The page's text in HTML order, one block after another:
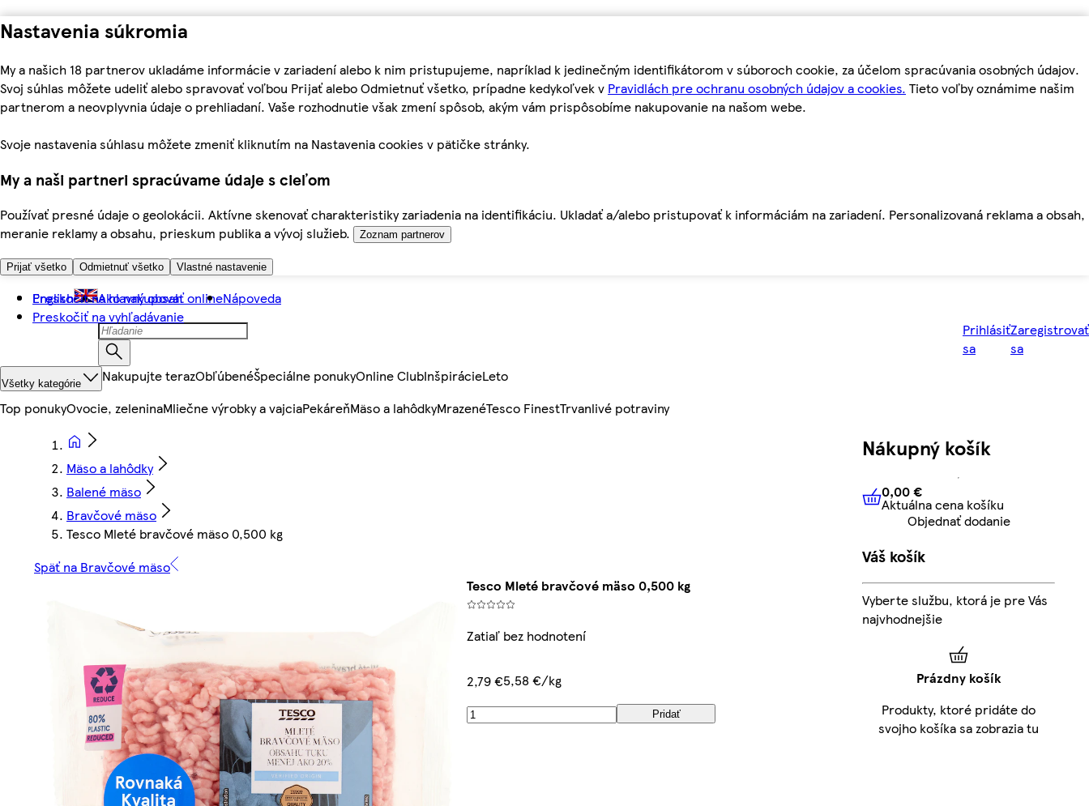
Nastavenia súkromia
My a našich 18 partnerov ukladáme informácie v zariadení alebo k nim pristupujeme, napríklad k jedinečným identifikátorom v súboroch cookie, za účelom spracúvania osobných údajov.
Svoj súhlas môžete udeliť alebo spravovať voľbou Prijať alebo Odmietnuť všetko, prípadne kedykoľvek v Pravidlách pre ochranu osobných údajov a cookies. Tieto voľby oznámime našim
partnerom a neovplyvnia údaje o prehliadaní. Vaše rozhodnutie však zmení spôsob, akým vám prispôsobíme nakupovanie na našom webe.
Svoje nastavenia súhlasu môžete zmeniť kliknutím na Nastavenia cookies v pätičke stránky.
My a naši partneri spracúvame údaje s cieľom
Používať presné údaje o geolokácii. Aktívne skenovať charakteristiky zariadenia na identifikáciu. Ukladať a/alebo pristupovať k informáciám na zariadení. Personalizovaná reklama a obsah,
meranie reklamy a obsahu, prieskum publika a vývoj služieb.
Zoznam partnerov
Prijať všetko Odmietnuť všetko Vlastné nastavenie
Preskočiť na hlavný obsah
Preskočiť na vyhľadávanie
English Ako nakupovať onlineNápoveda
Prihlásiť
sa
Zaregistrovať
sa
Všetky kategórie Nakupujte terazObľúbenéŠpeciálne ponukyOnline ClubInšpirácieLeto
Top ponukyOvocie, zeleninaMliečne výrobky a vajciaPekáreňMäso a lahôdkyMrazenéTesco FinestTrvanlivé potraviny
Mäso a lahôdky
Balené mäso
Bravčové mäso
Tesco Mleté bravčové mäso 0,500 kg
Späť na Bravčové mäso
Tesco Mleté bravčové mäso 0,500 kg
Zatiaľ bez hodnotení
2,79 €5,58 €/kg
Pridať
Nákupný košík
0,00 € Aktuálna cena košíku
0,00 €
Aktuálna cena košíku
Objednať dodanie
Váš košík
Vyberte službu, ktorá je pre Vás
najvhodnejšie
Prázdny košík
Produkty, ktoré pridáte do
svojho košíka sa zobrazia tu